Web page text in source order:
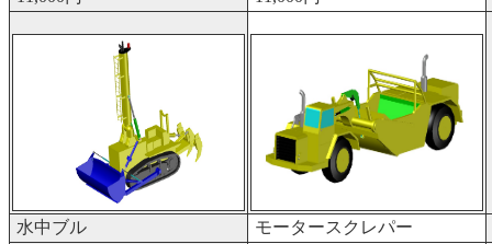
水中ブル
モータースクレパー